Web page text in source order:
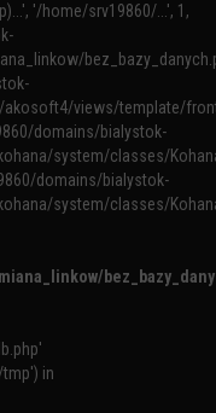
'/home/srv19860/...', 1,
views/template/
domains/bialystok-
system/classes/
domains/bialystok-
system/classes/
in